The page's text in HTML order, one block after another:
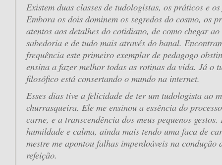
Existem duas classes de tudologistas, os práticos e
Embora os dois dominem os segredos do cosmo, os
atentos aos detalhes do cotidiano, de como chegar
sabedoria e de tudo mais através do banal.
frequência este primeiro exemplar de pedagogo
ensina a fazer melhor todas as rotinas da vida. Já o
filosófico está consertando o mundo na internet.
Esses dias tive a felicidade de ter um tudologista ao
churrasqueira. Ele me ensinou a essência do
carne, e a transcendência dos meus pequenos
humildade e calma, ainda mais tendo uma faca de
mestre me apontou falhas imperdoáveis na condução
refeição.